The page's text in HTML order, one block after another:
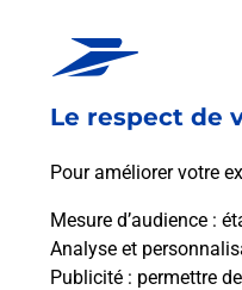
Le respect de
Pour améliorer votre
Mesure d’audience :
Analyse et
Publicité : permettre
Vous recherchez un
vous ? Découvrez
dans vos bureaux